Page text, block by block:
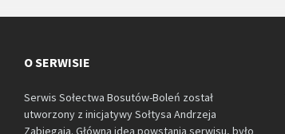
O SERWISIE
Serwis Sołectwa Bosutów-Boleń został
utworzony z inicjatywy Sołtysa Andrzeja
Zabiegaja. Główną ideą powstania serwisu, było